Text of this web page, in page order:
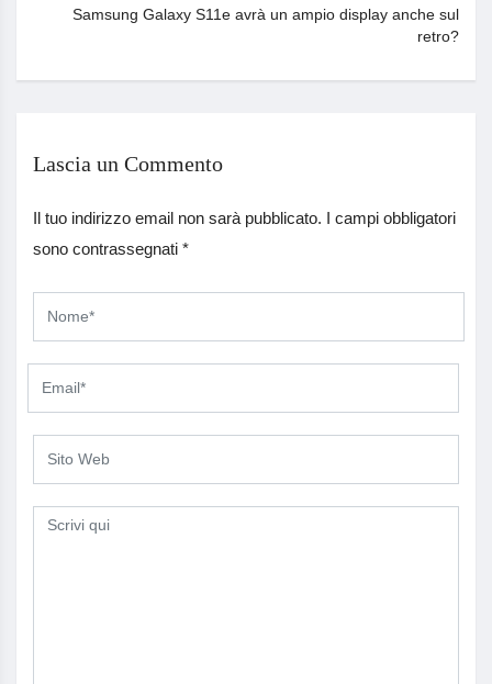
Samsung Galaxy S11e avrà un ampio display anche sul
retro?
Lascia un Commento
Il tuo indirizzo email non sarà pubblicato. I campi obbligatori
sono contrassegnati *